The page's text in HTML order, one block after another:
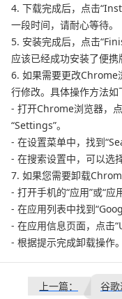
4. 下载完成后，点击
一段时间，请耐心等待。
5. 安装完成后，点击
应该已经成功安装了便携
6. 如果需要更改Chrome
行修改。具体操作方法如
- 打开Chrome浏览器，
“Settings”。
- 在设置菜单中，找到
- 在搜索设置中，可以选
7. 如果您需要卸载
- 打开手机的“应用”或“应
- 在应用列表中找到
- 在应用信息页面，点击
- 根据提示完成卸载操作。
上一篇：